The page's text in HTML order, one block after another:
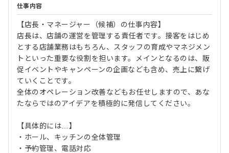
仕事内容
【店長・マネージャー（候補）の仕事内容】
店長は、店舗の運営を管理する責任者です。接客をはじめ
とする店舗業務はもちろん、スタッフの育成やマネジメン
トといった重要な役割を担います。メインとなるのは、販
促イベントやキャンペーンの企画なども含め、売上に繋げ
ていくことです。
全体のオペレーション改善などもお任せしますので、あな
たならではのアイデアを積極的に発信してください。
【具体的には…】
・ホール、キッチンの全体管理
・予約管理、電話対応